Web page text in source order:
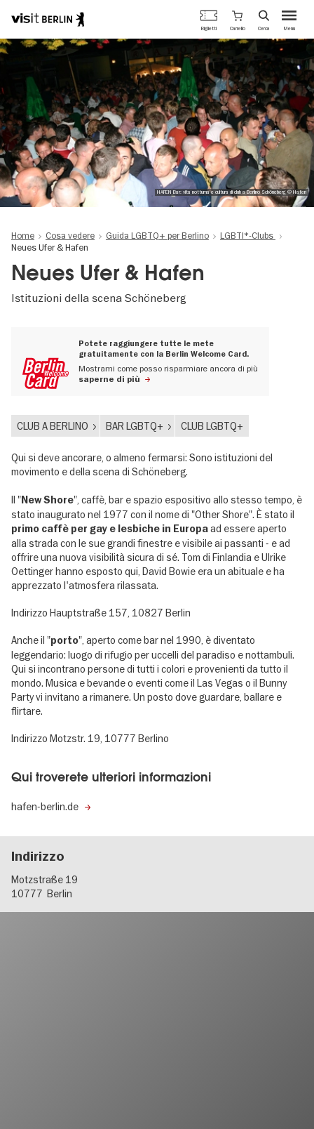
Salta
al
principale
Portale
ufficiale
del
Berlino
Menu
Biglietti Carrello Cerca
HAFEN Bar: vita notturna e cultura di club a Berlino Schöneberg © Hafen
Home Cosa vedere Guida LGBTQ+ per Berlino
LGBTI*-Clubs
Neues Ufer & Hafen
Neues Ufer & Hafen
Istituzioni della scena Schöneberg
Potete raggiungere tutte le mete
gratuitamente con la Berlin Welcome Card.
Mostrami come posso risparmiare ancora di più
saperne di più
CLUB A BERLINO BAR LGBTQ+ CLUB LGBTQ+
Qui si deve ancorare, o almeno fermarsi: Sono istituzioni del
movimento e della scena di Schöneberg.
Il "New Shore", caffè, bar e spazio espositivo allo stesso tempo, è
stato inaugurato nel 1977 con il nome di "Other Shore". È stato il
primo caffè per gay e lesbiche in Europaad essere aperto
alla strada con le sue grandi finestre e visibile ai passanti - e ad
offrire una nuova visibilità sicura di sé. Tom di Finlandia e Ulrike
Oettinger hanno esposto qui, David Bowie era un abituale e ha
apprezzato l'atmosfera rilassata.
Indirizzo Hauptstraße 157, 10827 Berlin
Anche il "porto", aperto come bar nel 1990, è diventato
leggendario: luogo di rifugio per uccelli del paradiso e nottambuli.
Qui si incontrano persone di tutti i colori e provenienti da tutto il
mondo. Musica e bevande o eventi come il Las Vegas o il Bunny
Party vi invitano a rimanere. Un posto dove guardare, ballare e
flirtare.
Indirizzo Motzstr. 19, 10777 Berlino
Qui troverete ulteriori informazioni
hafen-berlin.de
Indirizzo
Motzstraße 19
10777 Berlin